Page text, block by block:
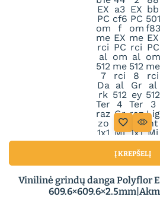
Į KREPŠELĮ
Vinilinė grindų danga Polyflor